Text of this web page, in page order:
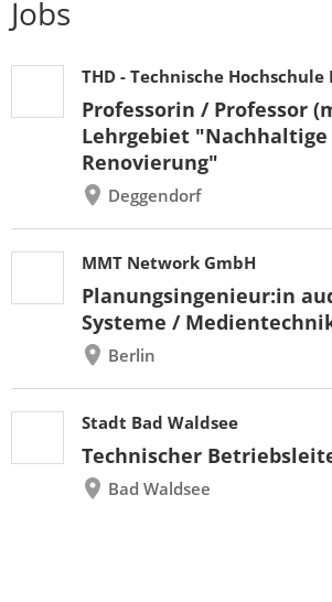
Jobs
THD - Technische Hochschule
Professorin / Professor
Lehrgebiet "Nachhaltige
Renovierung"
Deggendorf
MMT Network GmbH
Planungsingenieur:in
Systeme /
Berlin
Stadt Bad Waldsee
Technischer
Bad Waldsee